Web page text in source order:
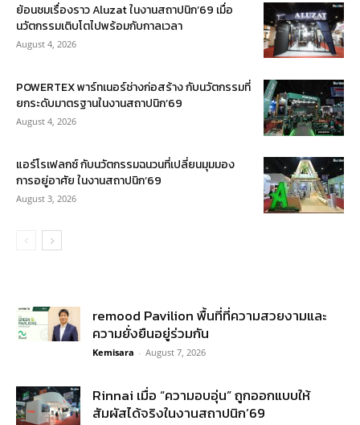
ย้อนชมเรื่องราว Aluzat ในงานสถาปนิก’69 เมื่อ
นวัตกรรมเติบโตไปพร้อมกับกาลเวลา
August 4, 2026
POWERTEX พาร์ทเนอร์ช่างก่อสร้าง กับนวัตกรรมที่
ยกระดับมาตรฐานในงานสถาปนิก’69
August 4, 2026
แอร์โรเฟลกซ์ กับนวัตกรรมฉนวนที่เปลี่ยนมุมมอง
การอยู่อาศัย ในงานสถาปนิก’69
August 3, 2026
remood Pavilion พื้นที่ที่ความสวยงามและ
ความยั่งยืนอยู่ร่วมกัน
Kemisara - August 7, 2026
Rinnai เมื่อ “ความอบอุ่น” ถูกออกแบบให้
สัมผัสได้จริงในงานสถาปนิก’69